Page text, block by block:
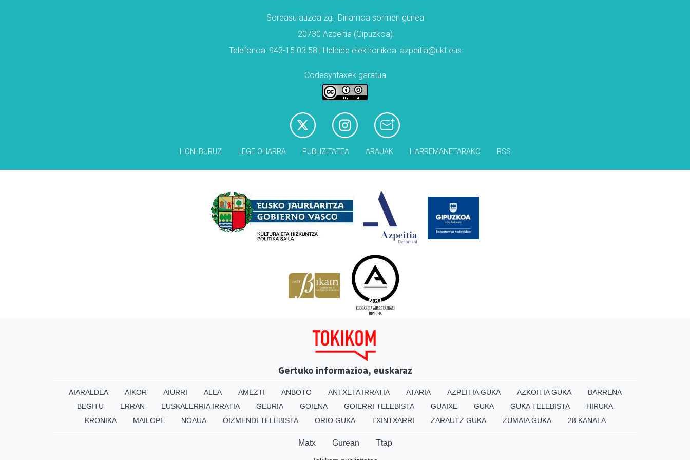
Soreasu auzoa zg., Dinamoa sormen gunea
20730 Azpeitia (Gipuzkoa)
Telefonoa: 943-15 03 58 | Helbide elektronikoa: azpeitia@ukt.eus
Codesyntaxek garatua
HONI BURUZ LEGE OHARRA PUBLIZITATEA ARAUAK HARREMANETARAKO RSS
Gertuko informazioa, euskaraz
AIARALDEA AIKOR AIURRI ALEA AMEZTI ANBOTO ANTXETA IRRATIA ATARIA AZPEITIA GUKA AZKOITIA GUKA
BARRENA
BEGITU
ERRAN EUSKALERRIA IRRATIA GEURIA GOIENA GOIERRI TELEBISTA GUAIXE GUKA GUKA TELEBISTA
HIRUKA
KRONIKA
MAILOPE NOAUA OIZMENDI TELEBISTA ORIO GUKA TXINTXARRI ZARAUTZ GUKA ZUMAIA GUKA 28 KANALA
Matx Gurean Ttap